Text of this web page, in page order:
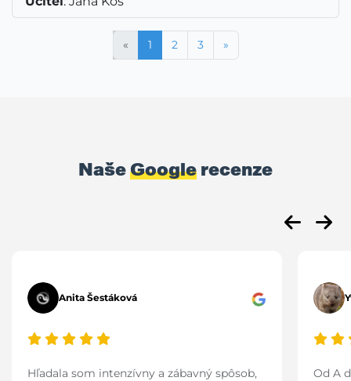
« 1 2 3 »
Naše Google recenze
Anita Šestáková
Hľadala som intenzívny a zábavný spôsob,
Od A